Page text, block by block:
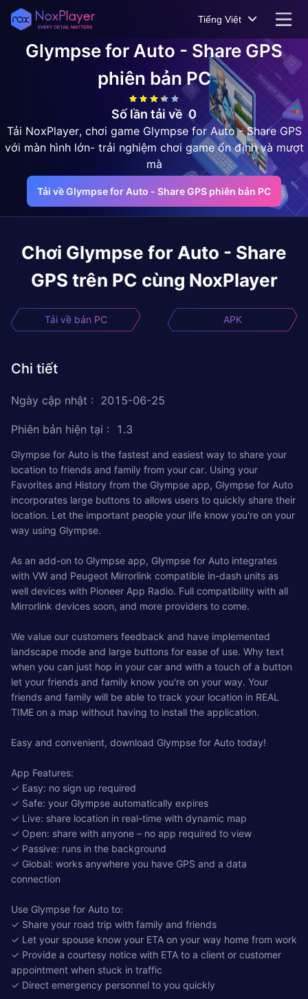
Tiếng Việt
Glympse for Auto - Share GPS
phiên bản PC
Số lần tải về 0
Tải NoxPlayer, chơi game Glympse for Auto - Share GPS
với màn hình lớn- trải nghiệm chơi game ổn định và mượt
mà
Tải về Glympse for Auto - Share GPS phiên bản PC
Chơi Glympse for Auto - Share
GPS trên PC cùng NoxPlayer
Tải về bản PC APK
Chi tiết
Ngày cập nhật : 2015-06-25
Phiên bản hiện tại : 1.3
Glympse for Auto is the fastest and easiest way to share your
location to friends and family from your car. Using your
Favorites and History from the Glympse app, Glympse for Auto
incorporates large buttons to allows users to quickly share their
location. Let the important people your life know you're on your
way using Glympse.
As an add-on to Glympse app, Glympse for Auto integrates
with VW and Peugeot Mirrorlink compatible in-dash units as
well devices with Pioneer App Radio. Full compatibility with all
Mirrorlink devices soon, and more providers to come.
We value our customers feedback and have implemented
landscape mode and large buttons for ease of use. Why text
when you can just hop in your car and with a touch of a button
let your friends and family know you're on your way. Your
friends and family will be able to track your location in REAL
TIME on a map without having to install the application.
Easy and convenient, download Glympse for Auto today!
App Features:
✓ Easy: no sign up required
✓ Safe: your Glympse automatically expires
✓ Live: share location in real-time with dynamic map
✓ Open: share with anyone – no app required to view
✓ Passive: runs in the background
✓ Global: works anywhere you have GPS and a data
connection
Use Glympse for Auto to:
✓ Share your road trip with family and friends
✓ Let your spouse know your ETA on your way home from work
✓ Provide a courtesy notice with ETA to a client or customer
appointment when stuck in traffic
✓ Direct emergency personnel to you quickly